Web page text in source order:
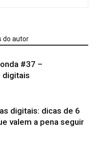
do autor
#37 –
digitais
digitais: dicas de 6
valem a pena seguir